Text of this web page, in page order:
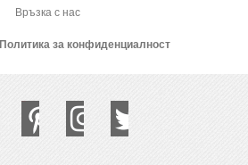
Връзка с нас
Политика за конфиденциалност